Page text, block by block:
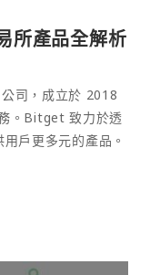
產品全解析
司，成立於 2018
。Bitget 致力於透
戶更多元的產品。